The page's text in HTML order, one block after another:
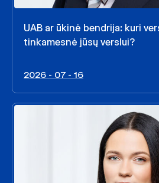
UAB ar ūkinė bendrija: kuri
tinkamesnė jūsų verslui?
2026 - 07 - 16